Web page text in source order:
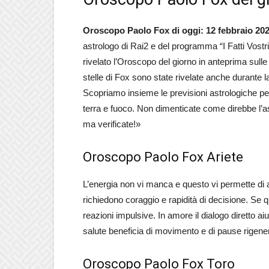
Oroscopo Paolo Fox di oggi: 12 febbraio
astrologo di Rai2 e del programma “I Fatti
rivelato l’Oroscopo del giorno in anteprima
stelle di Fox sono state rivelate anche durante
Scopriamo insieme le previsioni astrologiche
terra e fuoco. Non dimenticate come direbbe
ma verificate!»
Oroscopo Paolo Fox Ariete
L’energia non vi manca e questo vi permette
richiedono coraggio e rapidità di decisione. Se
reazioni impulsive. In amore il dialogo diretto
salute beneficia di movimento e di pause
Oroscopo Paolo Fox Toro